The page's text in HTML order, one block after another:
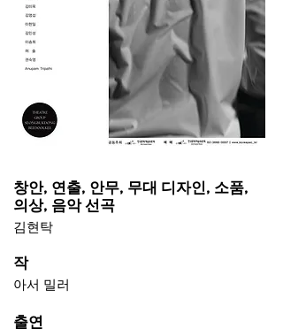
창안, 연출, 안무, 무대 디자인, 소품,
의상, 음악 선곡
김현탁
작
아서 밀러
​출연